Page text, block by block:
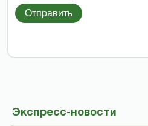
Экспресс-новости
Отправить